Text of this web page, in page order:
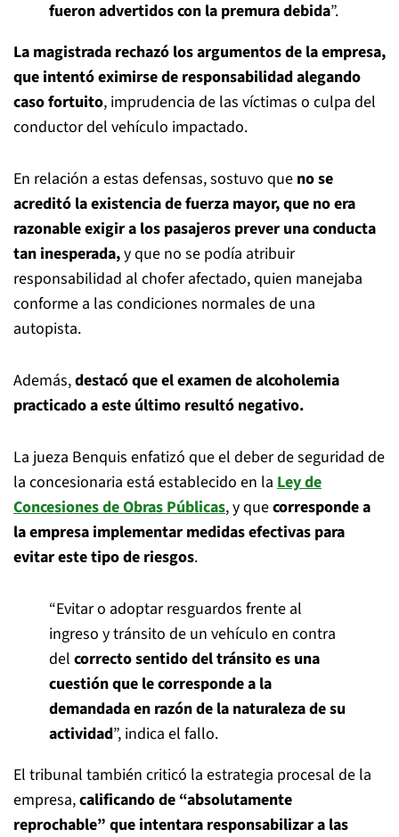
fueron advertidos con la premura debida”.
La magistrada rechazó los argumentos de la empresa,
que intentó eximirse de responsabilidad alegando
caso fortuito, imprudencia de las víctimas o culpa del
conductor del vehículo impactado.
En relación a estas defensas, sostuvo que no se
acreditó la existencia de fuerza mayor, que no era
razonable exigir a los pasajeros prever una conducta
tan inesperada,y que no se podía atribuir
responsabilidad al chofer afectado, quien manejaba
conforme a las condiciones normales de una
autopista.
Además,destacó que el examen de alcoholemia
practicado a este último resultó negativo.
La jueza Benquis enfatizó que el deber de seguridad de
la concesionaria está establecido en la Ley de
Concesiones de Obras Públicas, y quecorresponde a
la empresa implementar medidas efectivas para
evitar este tipo de riesgos.
“Evitar o adoptar resguardos frente al
ingreso y tránsito de un vehículo en contra
del correcto sentido del tránsito es una
cuestión que le corresponde a la
demandada en razón de la naturaleza de su
actividad”, indica el fallo.
El tribunal también criticó la estrategia procesal de la
empresa,calificando de “absolutamente
reprochable” que intentara responsabilizar a las